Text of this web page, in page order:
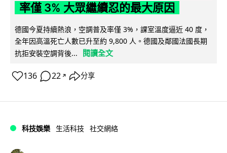
率僅 3% 大眾繼續忍的最大原因
德國今夏持續熱浪，空調普及率僅 3%，課室溫度逼近 40 度，
全年因高溫死亡人數已升至約 9,800 人。德國及鄰國法國長期
抗拒安裝空調背後...
閱讀全文
136 22 ↗ 分享
科技娛樂 生活科技 社交網絡